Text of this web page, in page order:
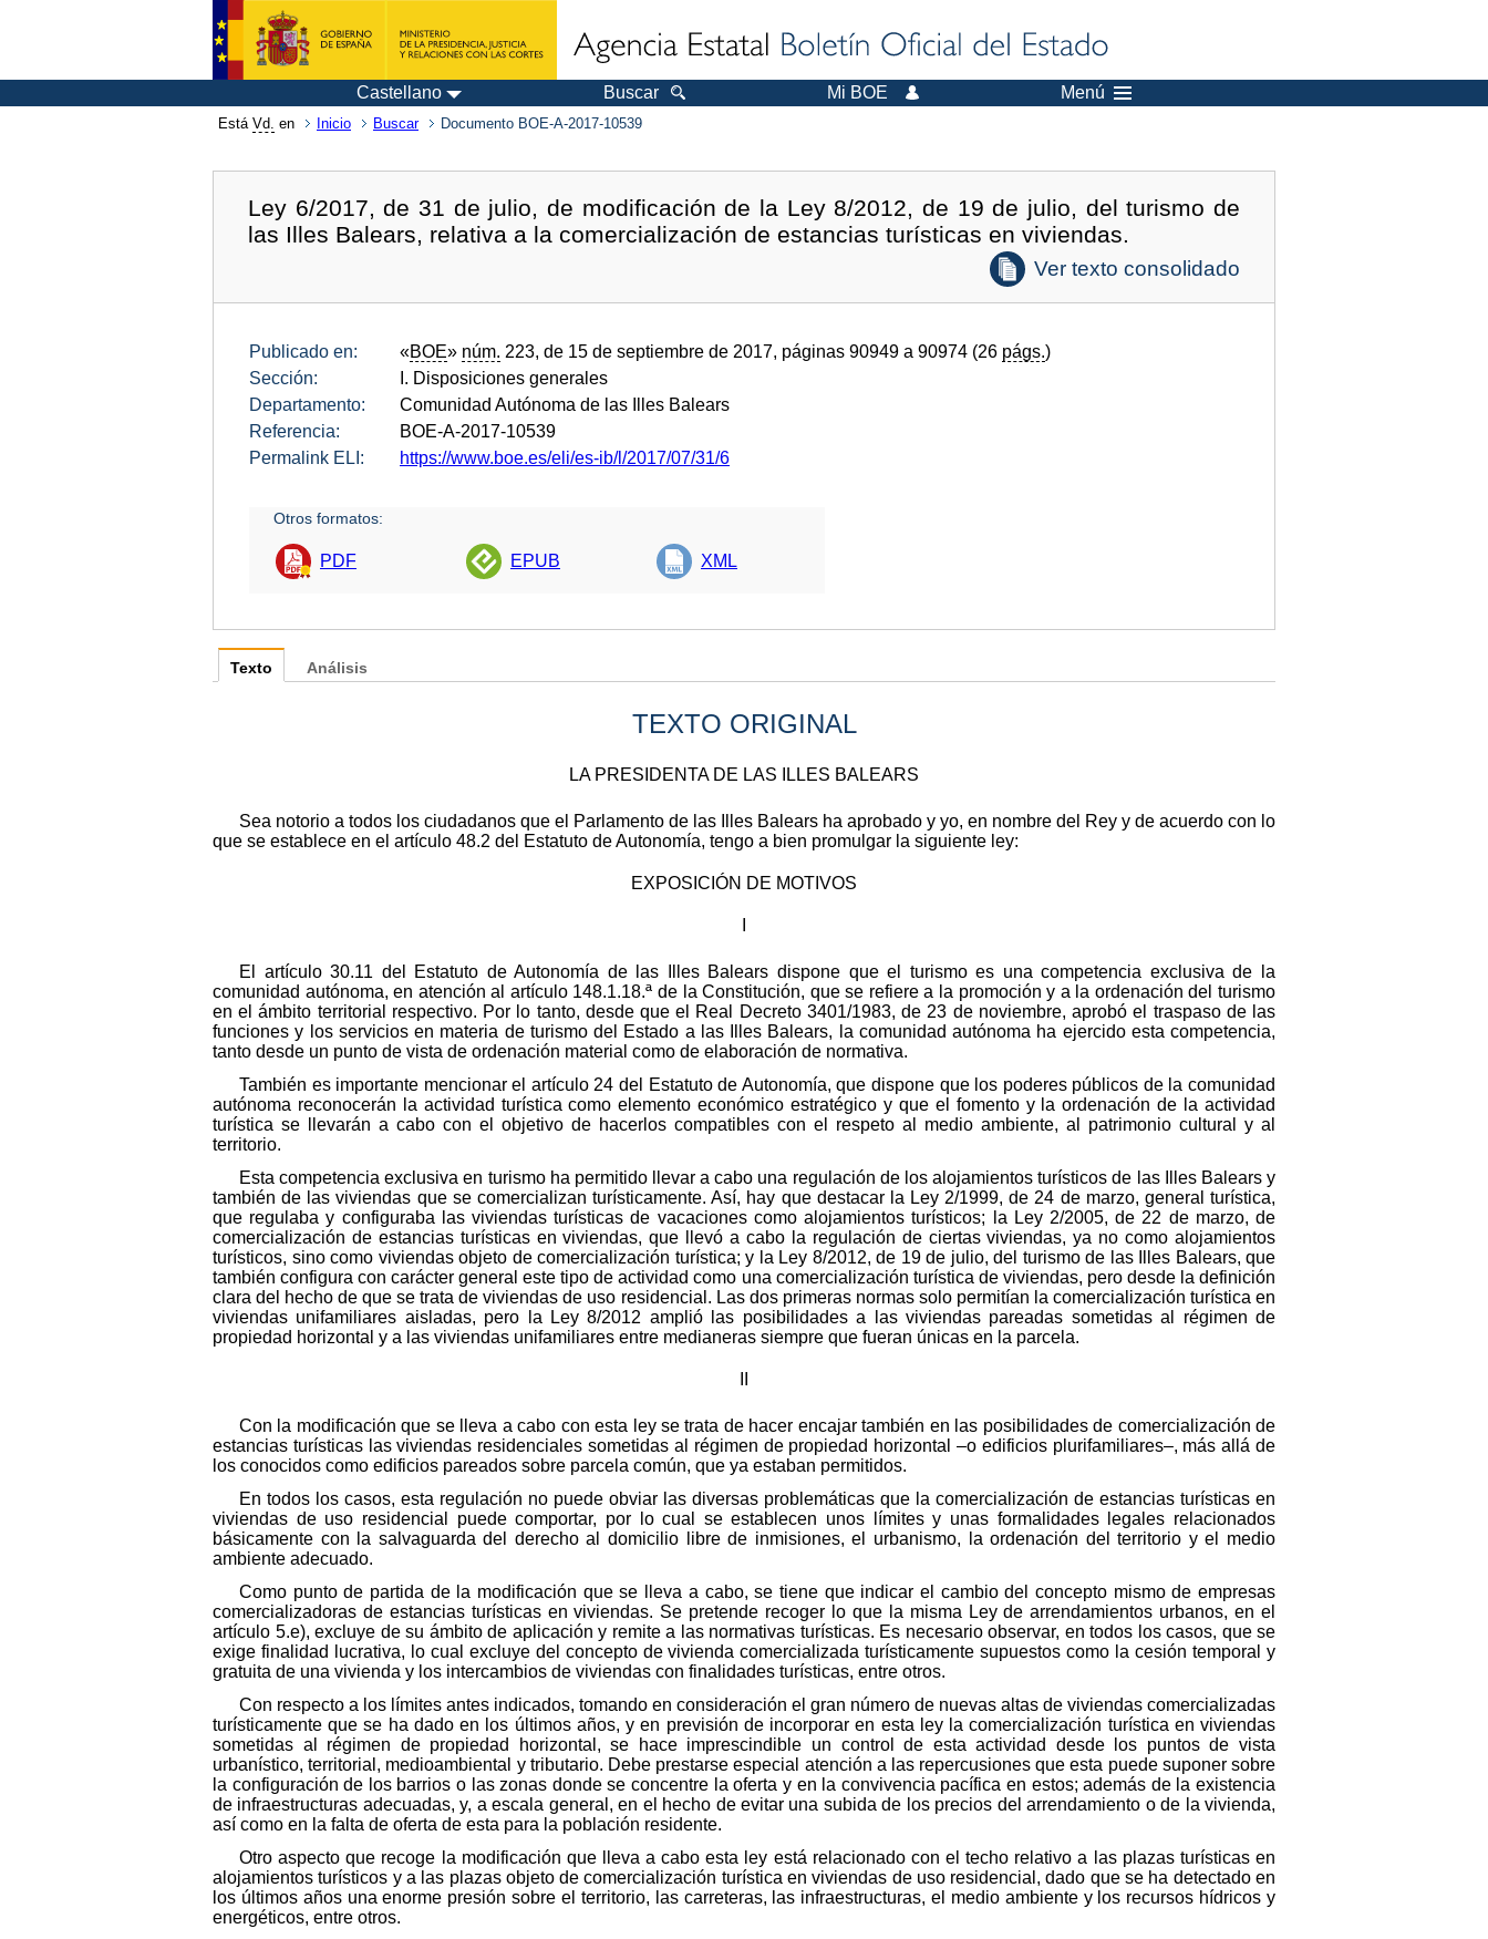
Castellano Buscar Mi BOE Menú
Está Vd. en Inicio Buscar Documento BOE-A-2017-10539
Ley 6/2017, de 31 de julio, de modificación de la Ley 8/2012, de 19 de julio, del turismo de
las Illes Balears, relativa a la comercialización de estancias turísticas en viviendas.
Ver texto consolidado
Publicado en: «BOE» núm. 223, de 15 de septiembre de 2017, páginas 90949 a 90974 (26 págs.)
Sección:
I. Disposiciones generales
Departamento:
Comunidad Autónoma de las Illes Balears
Referencia:
BOE-A-2017-10539
Permalink ELI:
https://www.boe.es/eli/es-ib/l/2017/07/31/6
Otros formatos:
PDF EPUB XML
Texto
TEXTO ORIGINAL
LA PRESIDENTA DE LAS ILLES BALEARS
Sea notorio a todos los ciudadanos que el Parlamento de las Illes Balears ha aprobado y yo, en nombre del Rey y de acuerdo con lo
que se establece en el artículo 48.2 del Estatuto de Autonomía, tengo a bien promulgar la siguiente ley:
EXPOSICIÓN DE MOTIVOS
El artículo 30.11 del Estatuto de Autonomía de las Illes Balears dispone que el turismo es una competencia exclusiva de la
comunidad autónoma, en atención al artículo 148.1.18.ª de la Constitución, que se refiere a la promoción y a la ordenación del turismo
en el ámbito territorial respectivo. Por lo tanto, desde que el Real Decreto 3401/1983, de 23 de noviembre, aprobó el traspaso de las
funciones y los servicios en materia de turismo del Estado a las Illes Balears, la comunidad autónoma ha ejercido esta competencia,
tanto desde un punto de vista de ordenación material como de elaboración de normativa.
También es importante mencionar el artículo 24 del Estatuto de Autonomía, que dispone que los poderes públicos de la comunidad
autónoma reconocerán la actividad turística como elemento económico estratégico y que el fomento y la ordenación de la actividad
turística se llevarán a cabo con el objetivo de hacerlos compatibles con el respeto al medio ambiente, al patrimonio cultural y al
territorio.
Esta competencia exclusiva en turismo ha permitido llevar a cabo una regulación de los alojamientos turísticos de las Illes Balears y
también de las viviendas que se comercializan turísticamente. Así, hay que destacar la Ley 2/1999, de 24 de marzo, general turística,
que regulaba y configuraba las viviendas turísticas de vacaciones como alojamientos turísticos; la Ley 2/2005, de 22 de marzo, de
comercialización de estancias turísticas en viviendas, que llevó a cabo la regulación de ciertas viviendas, ya no como alojamientos
turísticos, sino como viviendas objeto de comercialización turística; y la Ley 8/2012, de 19 de julio, del turismo de las Illes Balears, que
también configura con carácter general este tipo de actividad como una comercialización turística de viviendas, pero desde la definición
clara del hecho de que se trata de viviendas de uso residencial. Las dos primeras normas solo permitían la comercialización turística en
viviendas unifamiliares aisladas, pero la Ley 8/2012 amplió las posibilidades a las viviendas pareadas sometidas al régimen de
propiedad horizontal y a las viviendas unifamiliares entre medianeras siempre que fueran únicas en la parcela.
Con la modificación que se lleva a cabo con esta ley se trata de hacer encajar también en las posibilidades de comercialización de
estancias turísticas las viviendas residenciales sometidas al régimen de propiedad horizontal –o edificios plurifamiliares–, más allá de
los conocidos como edificios pareados sobre parcela común, que ya estaban permitidos.
En todos los casos, esta regulación no puede obviar las diversas problemáticas que la comercialización de estancias turísticas en
viviendas de uso residencial puede comportar, por lo cual se establecen unos límites y unas formalidades legales relacionados
básicamente con la salvaguarda del derecho al domicilio libre de inmisiones, el urbanismo, la ordenación del territorio y el medio
ambiente adecuado.
Como punto de partida de la modificación que se lleva a cabo, se tiene que indicar el cambio del concepto mismo de empresas
comercializadoras de estancias turísticas en viviendas. Se pretende recoger lo que la misma Ley de arrendamientos urbanos, en el
artículo 5.e), excluye de su ámbito de aplicación y remite a las normativas turísticas. Es necesario observar, en todos los casos, que se
exige finalidad lucrativa, lo cual excluye del concepto de vivienda comercializada turísticamente supuestos como la cesión temporal y
gratuita de una vivienda y los intercambios de viviendas con finalidades turísticas, entre otros.
Con respecto a los límites antes indicados, tomando en consideración el gran número de nuevas altas de viviendas comercializadas
turísticamente que se ha dado en los últimos años, y en previsión de incorporar en esta ley la comercialización turística en viviendas
sometidas al régimen de propiedad horizontal, se hace imprescindible un control de esta actividad desde los puntos de vista
urbanístico, territorial, medioambiental y tributario. Debe prestarse especial atención a las repercusiones que esta puede suponer sobre
la configuración de los barrios o las zonas donde se concentre la oferta y en la convivencia pacífica en estos; además de la existencia
de infraestructuras adecuadas, y, a escala general, en el hecho de evitar una subida de los precios del arrendamiento o de la vivienda,
así como en la falta de oferta de esta para la población residente.
Otro aspecto que recoge la modificación que lleva a cabo esta ley está relacionado con el techo relativo a las plazas turísticas en
alojamientos turísticos y a las plazas objeto de comercialización turística en viviendas de uso residencial, dado que se ha detectado en
los últimos años una enorme presión sobre el territorio, las carreteras, las infraestructuras, el medio ambiente y los recursos hídricos y
energéticos, entre otros.
Análisis